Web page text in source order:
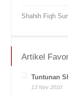
Shahih Fiqh
Artikel
Tuntunan
13 Nov 2010